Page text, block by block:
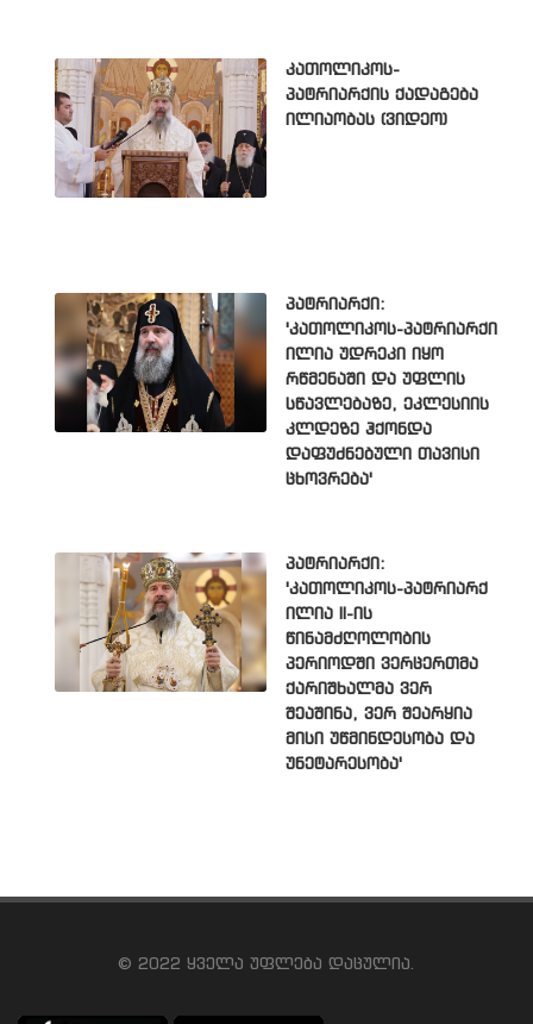
კათოლიკოს-
პატრიარქის ქადაგება
ილიაობას (ვიდეო)
პატრიარქი:
'კათოლიკოს-პატრიარქი
ილია უდრეკი იყო
რწმენაში და უფლის
სწავლებაზე, ეკლესიის
კლდეზე ჰქონდა
დაფუძნებული თავისი
ცხოვრება'
პატრიარქი:
'კათოლიკოს-პატრიარქ
ილია II-ის
წინამძღოლობის
პერიოდში ვერცერთმა
ქარიშხალმა ვერ
შეაშინა, ვერ შეარყია
მისი უწმინდესობა და
უნეტარესობა'
© 2022 ყველა უფლება დაცულია.